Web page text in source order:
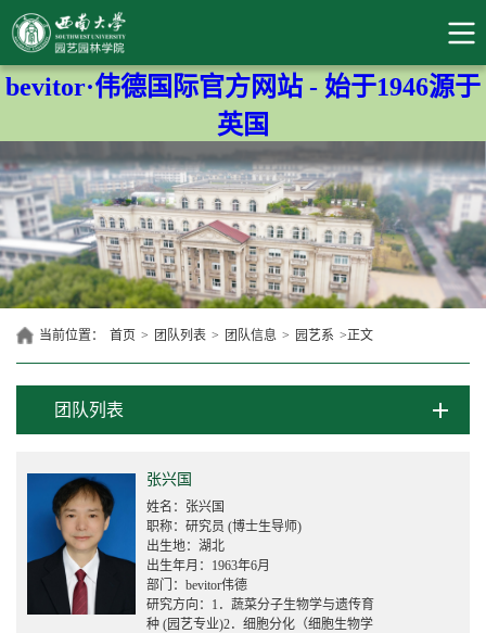
bevitor·伟德国际官方网站 - 始于1946源于
英国
当前位置： 首页 > 团队列表 > 团队信息 > 园艺系 >正文
团队列表
张兴国
姓名：张兴国
职称：研究员 (博士生导师)
出生地：湖北
出生年月：1963年6月
部门：bevitor伟德
研究方向：1．蔬菜分子生物学与遗传育
种 (园艺专业)2．细胞分化（细胞生物学